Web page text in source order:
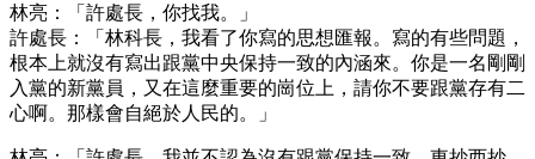
林亮：「許處長，你找我。」
許處長：「林科長，我看了你寫的思想匯報。寫的有些問題，
根本上就沒有寫出跟黨中央保持一致的內涵來。你是一名剛剛
入黨的新黨員，又在這麼重要的崗位上，請你不要跟黨存有二
心啊。那樣會自絕於人民的。」